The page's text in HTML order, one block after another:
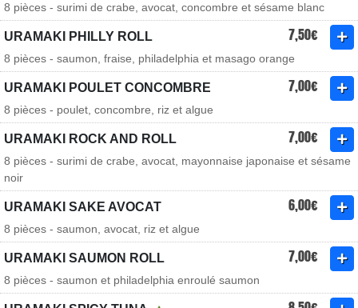
8 pièces - surimi de crabe, avocat, concombre et sésame blanc
URAMAKI PHILLY ROLL 7,50€
8 pièces - saumon, fraise, philadelphia et masago orange
URAMAKI POULET CONCOMBRE 7,00€
8 pièces - poulet, concombre, riz et algue
URAMAKI ROCK AND ROLL 7,00€
8 pièces - surimi de crabe, avocat, mayonnaise japonaise et sésame
noir
URAMAKI SAKE AVOCAT 6,00€
8 pièces - saumon, avocat, riz et algue
URAMAKI SAUMON ROLL 7,00€
8 pièces - saumon et philadelphia enroulé saumon